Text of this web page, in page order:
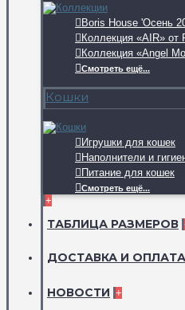
Boris House 'Осень
Коллекция «AIR» от
Коллекция «Angel
Смотреть ещё...
Кошки
Игрушки для кошек
Наполнители и
Питание для кошек
Смотреть ещё...
+
ТАБЛИЦА РАЗМЕРОВ
ДОСТАВКА И ОПЛАТА
НОВОСТИ +